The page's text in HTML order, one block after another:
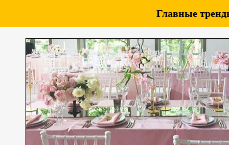
Главные